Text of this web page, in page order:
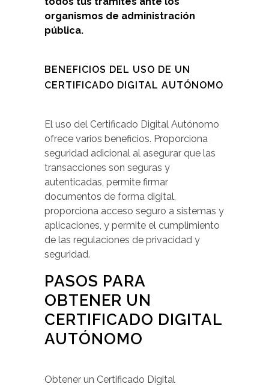
organismos de administración
pública.
BENEFICIOS DEL USO DE UN
CERTIFICADO DIGITAL AUTÓNOMO
El uso del Certificado Digital Autónomo
ofrece varios beneficios. Proporciona
seguridad adicional al asegurar que las
transacciones son seguras y
autenticadas, permite firmar
documentos de forma digital,
proporciona acceso seguro a sistemas y
aplicaciones, y permite el cumplimiento
de las regulaciones de privacidad y
seguridad.
PASOS PARA
OBTENER UN
CERTIFICADO DIGITAL
AUTÓNOMO
Obtener un Certificado Digital